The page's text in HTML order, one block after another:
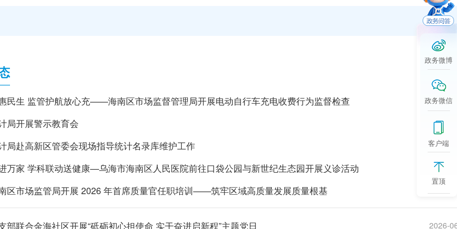
民生 监管护航放心充——海南区市场监督管理局开展电动自行车充电收费行为监督检查 2026-
局开展警示教育会 2026-
局赴高新区管委会现场指导统计名录库维护工作 2026-
万家 学科联动送健康—乌海市海南区人民医院前往口袋公园与新世纪生态园开展义诊活动 2026-
区市场监管局开展 2026 年首席质量官任职培训——筑牢区域高质量发展质量根基
部联合金海社区开展“砥砺初心担使命 实干奋进启新程”主题党日 2026-
政务微博
政务微信
客户端
置顶